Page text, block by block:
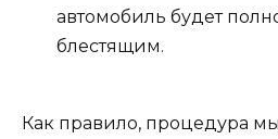
автомобиль будет
блестящим.
Как правило, процедура